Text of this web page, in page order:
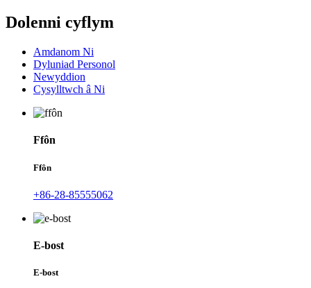
Dolenni cyflym
Amdanom Ni
Dyluniad Personol
Newyddion
Cysylltwch â Ni
Ffôn
Ffôn
+86-28-85555062
E-bost
E-bost